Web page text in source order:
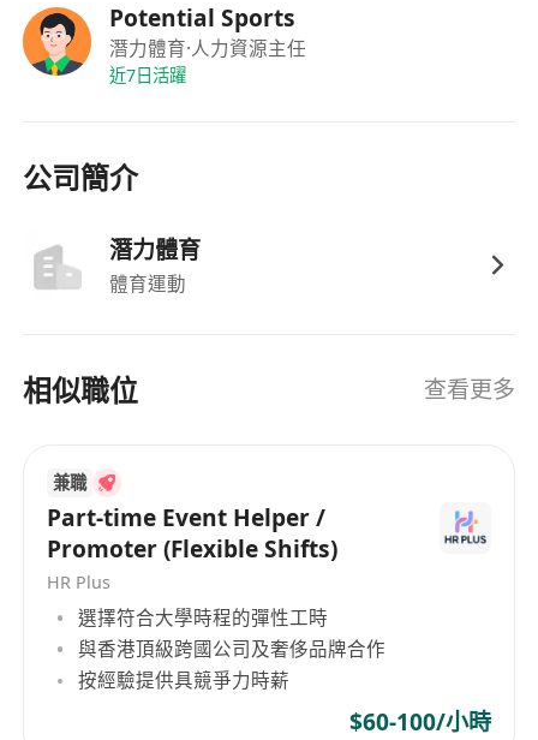
Potential Sports
潛力體育·人力資源主任
近7日活躍
公司簡介
潛力體育
體育運動
相似職位 查看更多
兼職
Part-time Event Helper /
Promoter (Flexible Shifts)
HR Plus
選擇符合大學時程的彈性工時
與香港頂級跨國公司及奢侈品牌合作
按經驗提供具競爭力時薪
$60-100/小時